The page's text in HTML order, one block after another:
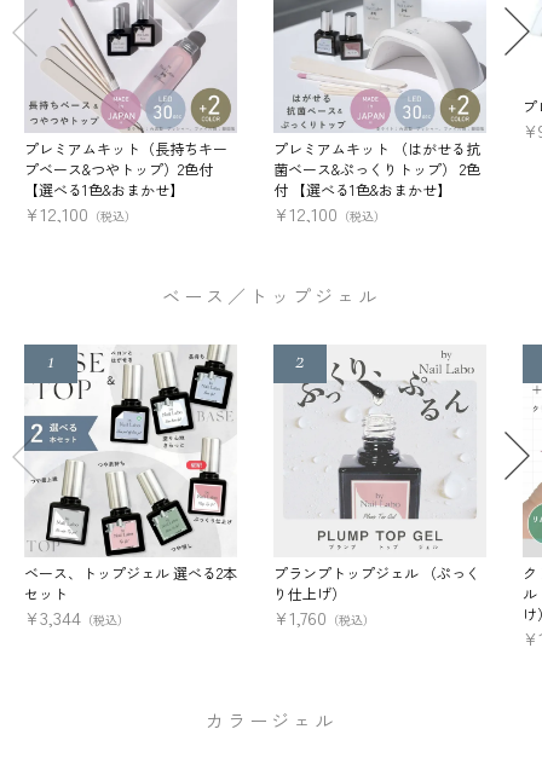
プレミアムキット（長持ちキー
プベース&つやトップ）2色付
【選べる1色&おまかせ】
¥12,100 （税込）
プレミアムキット （はがせる抗
菌ベース&ぷっくりトップ） 2色
付 【選べる1色&おまかせ】
¥12,100 （税込）
¥
ベース／トップジェル
ベース、トップジェル 選べる2本
セット
¥3,344 （税込）
プランプトップジェル （ぷっく
り仕上げ）
¥1,760 （税込）
ル
け
¥
カラージェル